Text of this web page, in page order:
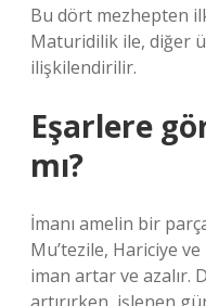
Bu dört mezhepten
Maturidilik ile, diğer
ilişkilendirilir.
Eşarlere
mı?
İmanı amelin bir
Mu’tezile, Hariciye
iman artar ve azalır.